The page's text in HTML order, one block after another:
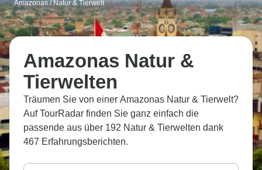
Amazonas / Natur & Tierwelt
Amazonas Natur &
Tierwelten
Träumen Sie von einer Amazonas Natur & Tierwelt?
Auf TourRadar finden Sie ganz einfach die
passende aus über 192 Natur & Tierwelten dank
467 Erfahrungsberichten.